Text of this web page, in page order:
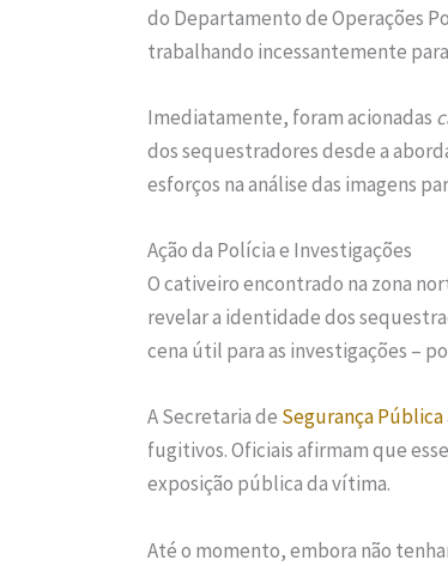
do Departamento de Operações
trabalhando incessantemente
Imediatamente, foram acionadas
dos sequestradores desde a
esforços na análise das imagens
Ação da Polícia e Investigações
O cativeiro encontrado na zona
revelar a identidade dos
cena útil para as investigações –
A Secretaria de Segurança Pública
fugitivos. Oficiais afirmam que
exposição pública da vítima.
Até o momento, embora não